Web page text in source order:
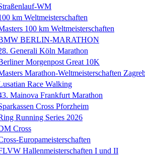
WM
km Weltmeisterschaften
100 km Weltmeisterschaften
BERLIN-MARATHON
Generali Köln Marathon
Morgenpost Great 10K
Marathon-Weltmeisterschaften
Race Walking
Mainova Frankfurt Marathon
Cross Pforzheim
Running Series 2026
Cross
Europameisterschaften
Hallenmeisterschaften I und II